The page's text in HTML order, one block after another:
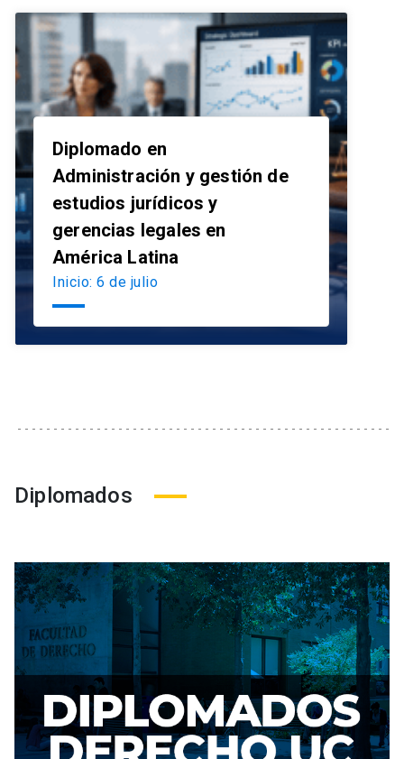
Diplomado en
Administración y gestión de
estudios jurídicos y
gerencias legales en
América Latina
Inicio: 6 de julio
Diplomados